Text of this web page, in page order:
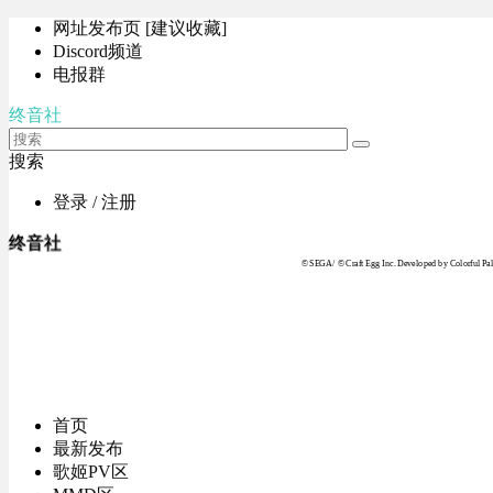
网址发布页 [建议收藏]
Discord频道
电报群
终音社
搜索
登录 / 注册
终音社
© SEGA / © Craft Egg Inc. Developed by Colorful
首页
最新发布
歌姬PV区